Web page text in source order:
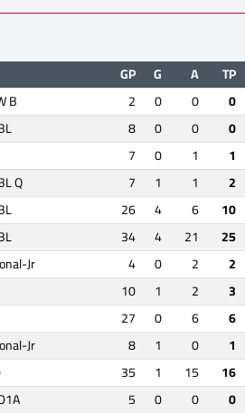
GP G A TP
B 2 0 0 0
8 0 0 0
7 0 1 1
Q 7 1 1 2
26 4 6 10
34 4 21 25
Jr 4 0 2 2
10 1 2 3
27 0 6 6
Jr 8 1 0 1
35 1 15 16
5 0 0 0